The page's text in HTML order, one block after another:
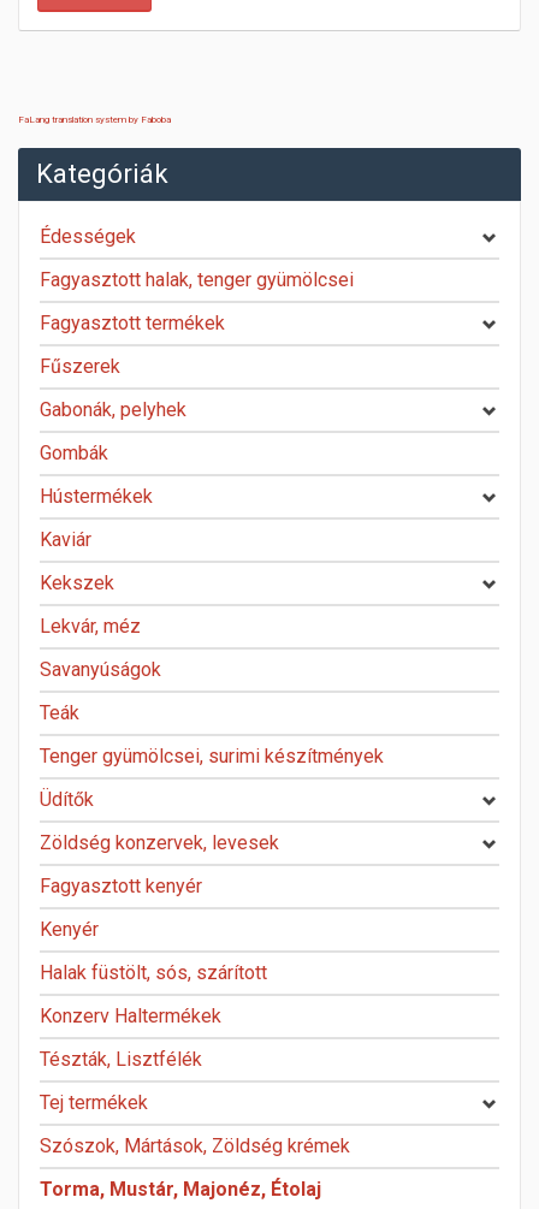
FaLang translation system by Faboba
Kategóriák
Édességek
Fagyasztott halak, tenger gyümölcsei
Fagyasztott termékek
Fűszerek
Gabonák, pelyhek
Gombák
Hústermékek
Kaviár
Kekszek
Lekvár, méz
Savanyúságok
Teák
Tenger gyümölcsei, surimi készítmények
Üdítők
Zöldség konzervek, levesek
Fagyasztott kenyér
Kenyér
Halak füstölt, sós, szárított
Konzerv Haltermékek
Tészták, Lisztfélék
Tej termékek
Szószok, Mártások, Zöldség krémek
Torma, Mustár, Majonéz, Étolaj